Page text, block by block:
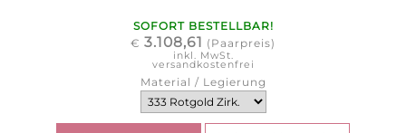
SOFORT BESTELLBAR!
€ 3.108,61 (Paarpreis)
inkl. MwSt.
versandkostenfrei
Material / Legierung